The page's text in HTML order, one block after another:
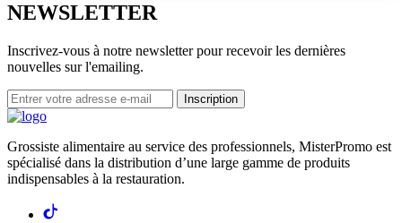
NEWSLETTER
Inscrivez-vous à notre newsletter pour recevoir les dernières
nouvelles sur l'emailing.
Inscription
Grossiste alimentaire au service des professionnels, MisterPromo est
spécialisé dans la distribution d’une large gamme de produits
indispensables à la restauration.